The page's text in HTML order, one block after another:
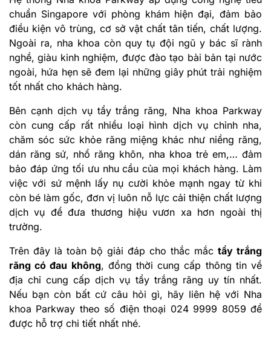
chuẩn Singapore với phòng khám hiện đại, đảm bảo
điều kiện vô trùng, cơ sở vật chất tân tiến, chất lượng.
Ngoài ra, nha khoa còn quy tụ đội ngũ y bác sĩ rành
nghề, giàu kinh nghiệm, được đào tạo bài bản tại nước
ngoài, hứa hẹn sẽ đem lại những giây phút trải nghiệm
tốt nhất cho khách hàng.
Bên cạnh dịch vụ tẩy trắng răng, Nha khoa Parkway
còn cung cấp rất nhiều loại hình dịch vụ chỉnh nha,
chăm sóc sức khỏe răng miệng khác như niềng răng,
dán răng sứ, nhổ răng khôn, nha khoa trẻ em,… đảm
bảo đáp ứng tối ưu nhu cầu của mọi khách hàng. Làm
việc với sứ mệnh lấy nụ cười khỏe mạnh ngay từ khi
còn bé làm gốc, đơn vị luôn nỗ lực cải thiện chất lượng
dịch vụ để đưa thương hiệu vươn xa hơn ngoài thị
trường.
Trên đây là toàn bộ giải đáp cho thắc mắc tẩy trắng
răng có đau không, đồng thời cung cấp thông tin về
địa chỉ cung cấp dịch vụ tẩy trắng răng uy tín nhất.
Nếu bạn còn bất cứ câu hỏi gì, hãy liên hệ với Nha
khoa Parkway theo số điện thoại 024 9999 8059 để
được hỗ trợ chi tiết nhất nhé.